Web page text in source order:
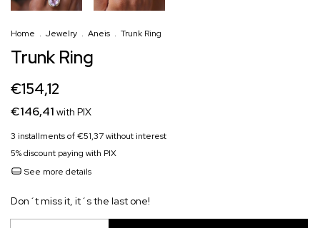
Home . Jewelry . Aneis . Trunk Ring
Trunk Ring
€154,12
€146,41 with PIX
3 installments of€51,37without interest
5% discount paying with PIX
See more details
Don´t miss it, it´s the last one!